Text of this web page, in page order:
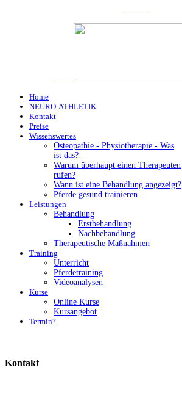
Home
NEURO-ATHLETIK
Kontakt
Preise
Wissenswertes
Osteopathie - Physiotherapie - Was
ist das?
Warum überhaupt einen Therapeuten
rufen?
Wann ist eine Behandlung angezeigt?
Pferde gesund trainieren
Leistungen
Behandlung
Erstbehandlung
Nachbehandlung
Therapeutische Maßnahmen
Training
Unterricht
Pferdetraining
Videoanalysen
Kurse
Online Kurse
Kursangebot
Termin?
Kontakt